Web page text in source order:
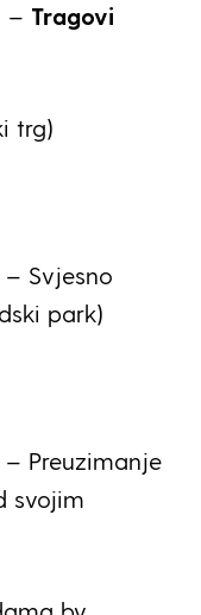
– Tragovi
trg)
– Svjesno
park)
– Preuzimanje
svojim